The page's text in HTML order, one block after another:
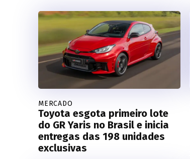
MERCADO
Toyota esgota primeiro lote
do GR Yaris no Brasil e inicia
entregas das 198 unidades
exclusivas